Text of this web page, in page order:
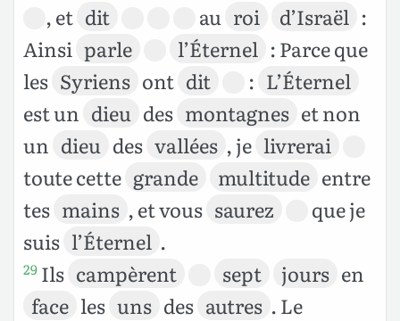
, et dit au roi d’Israël :
Ainsi parle l’Éternel : Parce que
les Syriens ont dit : L’Éternel
est un dieu des montagnes et non
un dieu des vallées , je livrerai
toute cette grande multitude entre
tes mains , et vous saurez
que je
suis l’Éternel .
29 Ils campèrent sept jours en
face les uns des autres . Le